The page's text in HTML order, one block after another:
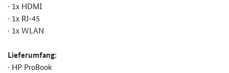
· 1x HDMI
· 1x RJ-45
· 1x WLAN
Lieferumfang:
· HP ProBook